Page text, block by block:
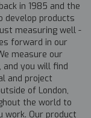
in 1985 and the
develop products
measuring well -
forward in our
measure our
and you will find
and project
of London,
the world to
work. Our product